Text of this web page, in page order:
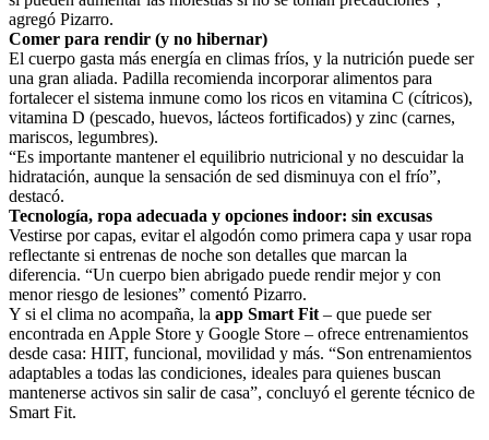
agregó Pizarro.
Comer para rendir (y no hibernar)
El cuerpo gasta más energía en climas fríos, y la nutrición puede ser
una gran aliada. Padilla recomienda incorporar alimentos para
fortalecer el sistema inmune como los ricos en vitamina C (cítricos),
vitamina D (pescado, huevos, lácteos fortificados) y zinc (carnes,
mariscos, legumbres).
“Es importante mantener el equilibrio nutricional y no descuidar la
hidratación, aunque la sensación de sed disminuya con el frío”,
destacó.
Tecnología, ropa adecuada y opciones indoor: sin excusas
Vestirse por capas, evitar el algodón como primera capa y usar ropa
reflectante si entrenas de noche son detalles que marcan la
diferencia. “Un cuerpo bien abrigado puede rendir mejor y con
menor riesgo de lesiones” comentó Pizarro.
Y si el clima no acompaña, la app Smart Fit – que puede ser
encontrada en Apple Store y Google Store – ofrece entrenamientos
desde casa: HIIT, funcional, movilidad y más. “Son entrenamientos
adaptables a todas las condiciones, ideales para quienes buscan
mantenerse activos sin salir de casa”, concluyó el gerente técnico de
Smart Fit.